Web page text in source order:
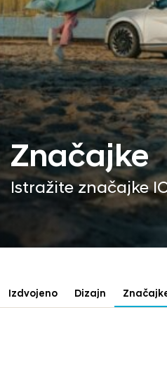
Značajke
Istražite značajke
Izdvojeno Dizajn